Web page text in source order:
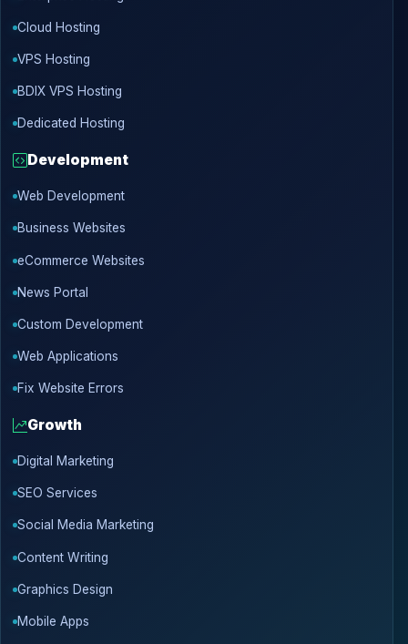
Cloud Hosting
VPS Hosting
BDIX VPS Hosting
Dedicated Hosting
Development
Web Development
Business Websites
eCommerce Websites
News Portal
Custom Development
Web Applications
Fix Website Errors
Growth
Digital Marketing
SEO Services
Social Media Marketing
Content Writing
Graphics Design
Mobile Apps